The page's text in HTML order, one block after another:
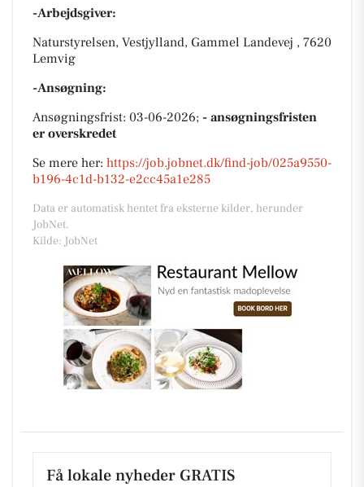
-Arbejdsgiver:
Naturstyrelsen, Vestjylland, Gammel Landevej , 7620
Lemvig
-Ansøgning:
Ansøgningsfrist: 03-06-2026; - ansøgningsfristen
er overskredet
Se mere her: https://job.jobnet.dk/find-job/025a9550-
b196-4c1d-b132-e2cc45a1e285
Data er automatisk hentet fra eksterne kilder, herunder
JobNet.
Kilde: JobNet
Få lokale nyheder GRATIS